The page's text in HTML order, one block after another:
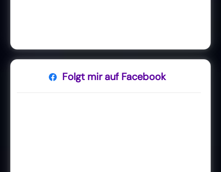
Folgt mir auf Facebook